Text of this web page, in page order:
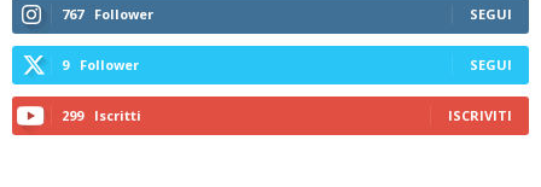
767 Follower SEGUI
9 Follower SEGUI
299 Iscritti ISCRIVITI